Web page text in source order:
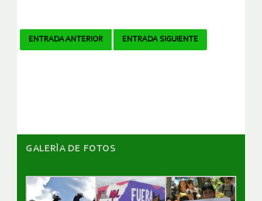
Navegador
ENTRADA ANTERIOR ENTRADA SIGUIENTE
GALERÌA DE FOTOS